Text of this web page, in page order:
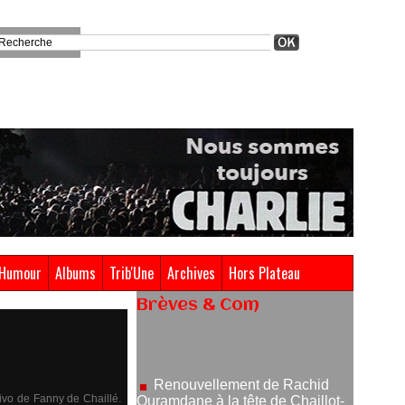
Humour Albums Trib'Une Archives Hors Plateau
de Fanny de Chaillé.
Brèves & Com
Nomination de Jérôme